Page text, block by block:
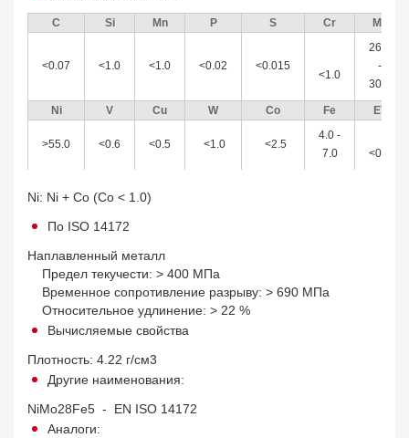
C Si Mn P S Cr Mo
<0.07 <1.0 <1.0 <0.02 <0.015
<1.0
26.0
-
30.0
Ni V Cu W Co Fe ET
>55.0 <0.6 <0.5 <1.0 <2.5
4.0 -
7.0
<0.5
Ni: Ni + Co (Co < 1.0)
По ISO 14172
Наплавленный металл
Предел текучести: > 400 МПа
Временное сопротивление разрыву: > 690 МПа
Относительное удлинение: > 22 %
Вычисляемые свойства
Плотность: 4.22 г/см3
Другие наименования:
NiMo28Fe5 - EN ISO 14172
Аналоги: